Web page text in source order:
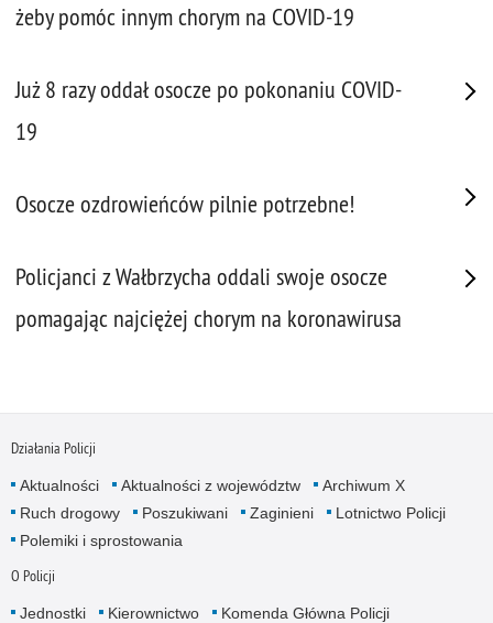
żeby pomóc innym chorym na COVID-19
Już 8 razy oddał osocze po pokonaniu COVID-
19
Osocze ozdrowieńców pilnie potrzebne!
Policjanci z Wałbrzycha oddali swoje osocze
pomagając najciężej chorym na koronawirusa
Działania Policji
Aktualności Aktualności z województw
Archiwum X
Ruch drogowy
Poszukiwani Zaginieni
Lotnictwo Policji
Polemiki i sprostowania
O Policji
Jednostki Kierownictwo
Komenda Główna Policji